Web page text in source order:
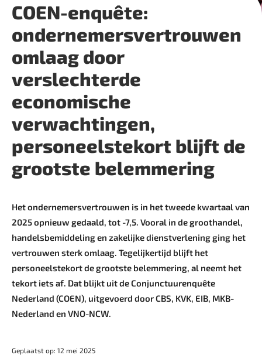
COEN-enquête:
ondernemersvertrouwen
omlaag door
verslechterde
economische
verwachtingen,
personeelstekort blijft de
grootste belemmering
Het ondernemersvertrouwen is in het tweede kwartaal van
2025 opnieuw gedaald, tot -7,5. Vooral in de groothandel,
handelsbemiddeling en zakelijke dienstverlening ging het
vertrouwen sterk omlaag. Tegelijkertijd blijft het
personeelstekort de grootste belemmering, al neemt het
tekort iets af. Dat blijkt uit de Conjunctuurenquête
Nederland (COEN), uitgevoerd door CBS, KVK, EIB, MKB-
Nederland en VNO-NCW.
Geplaatst op: 12 mei 2025